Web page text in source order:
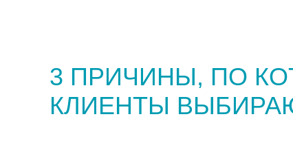
3 ПРИЧИНЫ, ПО
КЛИЕНТЫ